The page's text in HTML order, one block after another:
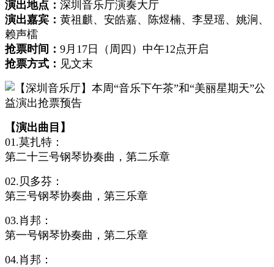
演出地点： 深圳音乐厅演奏大厅
演出嘉宾： 黄祖麒、安皓嘉、陈煜楠、李昱瑶、姚涧、
赖声檑
抢票时间： 9月17日（周四）中午12点开启
抢票方式： 见文末
【演出曲目】
01.莫扎特：
第二十三号钢琴协奏曲，第二乐章
02.贝多芬：
第三号钢琴协奏曲，第三乐章
03.肖邦：
第一号钢琴协奏曲，第二乐章
04.肖邦：